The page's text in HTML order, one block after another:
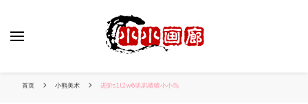
首页 小熊美术 进阶s1l2w6叽叽喳喳小小鸟